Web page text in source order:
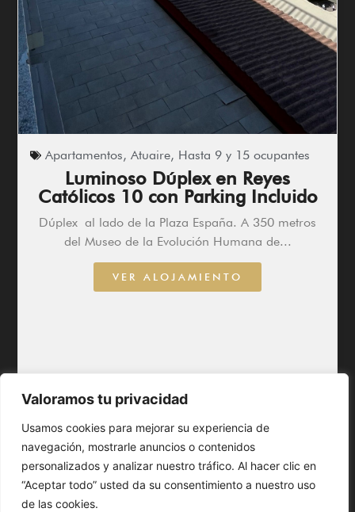
Valoramos tu privacidad
Usamos cookies para mejorar su experiencia de
navegación, mostrarle anuncios o contenidos
personalizados y analizar nuestro tráfico. Al hacer clic en
“Aceptar todo” usted da su consentimiento a nuestro uso
de las cookies.
Apartamentos,Atuaire, Hasta 9 y 15 ocupantes
Luminoso Dúplex en Reyes
Católicos 10 con Parking Incluido
Dúplex al lado de la Plaza España. A 350 metros
del Museo de la Evolución Humana de...
VER ALOJAMIENTO